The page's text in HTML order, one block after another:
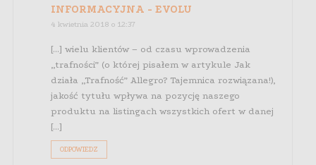
INFORMACYJNA - EVOLU
4 kwietnia 2018 o 12:37
[…] wielu klientów – od czasu wprowadzenia
„trafności” (o której pisałem w artykule Jak
działa „Trafność” Allegro? Tajemnica rozwiązana!),
jakość tytułu wpływa na pozycję naszego
produktu na listingach wszystkich ofert w danej
[…]
ODPOWIEDZ